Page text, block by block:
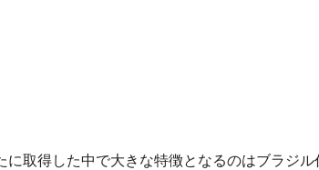
取得した中で大きな特徴となるのはブラジ